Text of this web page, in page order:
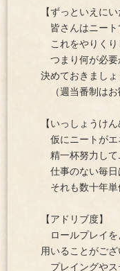
【ずっといえにい
皆さんはニート
これをやりくり
つまり何が必要
決めておきましょ
（週当番制はお
【いっしょうけ
仮にニートがエ
精一杯努力して
仕事のない毎日
それも数十年単
【アドリブ度】
ロールプレイを
用いることがござ
プレイングやス